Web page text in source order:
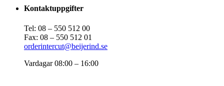
Kontaktuppgifter
Tel: 08 – 550 512 00
Fax: 08 – 550 512 01
orderintercut@beijerind.se
Vardagar 08:00 – 16:00